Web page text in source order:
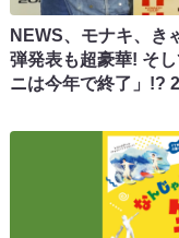
NEWS、モナキ、
弾発表も超豪華! そ
ニは今年で終了」!?